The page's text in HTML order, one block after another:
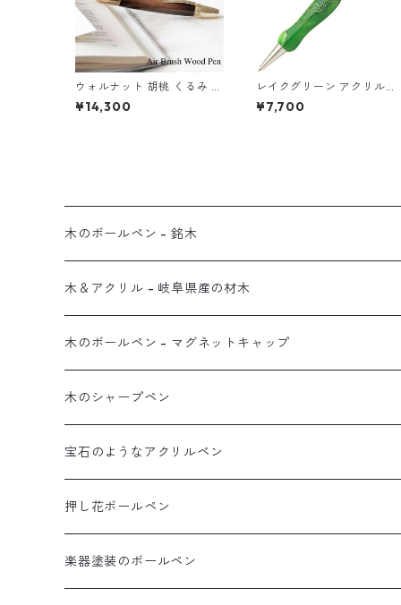
ウォルナット 胡桃 くるみ ギ
ター塗装 Air Brush 木のボ
ールペン パーカータイプ TG
¥14,300
レイクグリーン アクリルペ
ン Green TMA1600
¥7,700
木のボールペン - 銘木
木＆アクリル - 岐阜県産の材木
木のボールペン - マグネットキャップ
木のシャープペン
宝石のようなアクリルペン
押し花ボールペン
楽器塗装のボールペン